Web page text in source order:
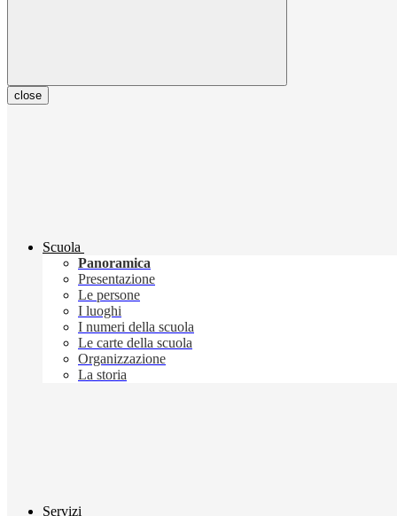
close
Scuola
Panoramica
Presentazione
Le persone
I luoghi
I numeri della scuola
Le carte della scuola
Organizzazione
La storia
Servizi